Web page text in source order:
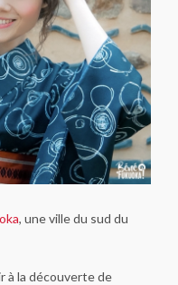
, une ville du sud du
à la découverte de